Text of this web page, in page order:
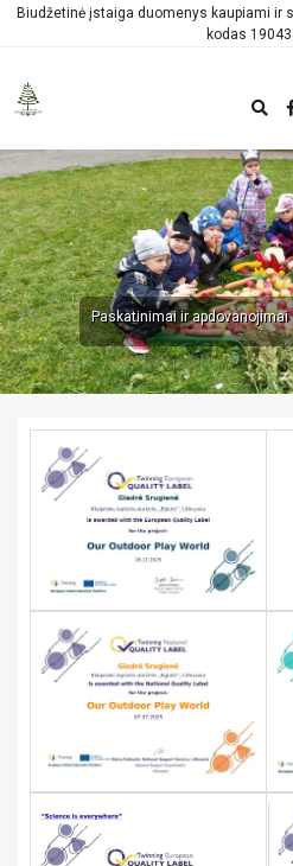
Biudžetinė įstaiga duomenys kaupiami ir
kodas
Paskatinimai ir apdovanojimai